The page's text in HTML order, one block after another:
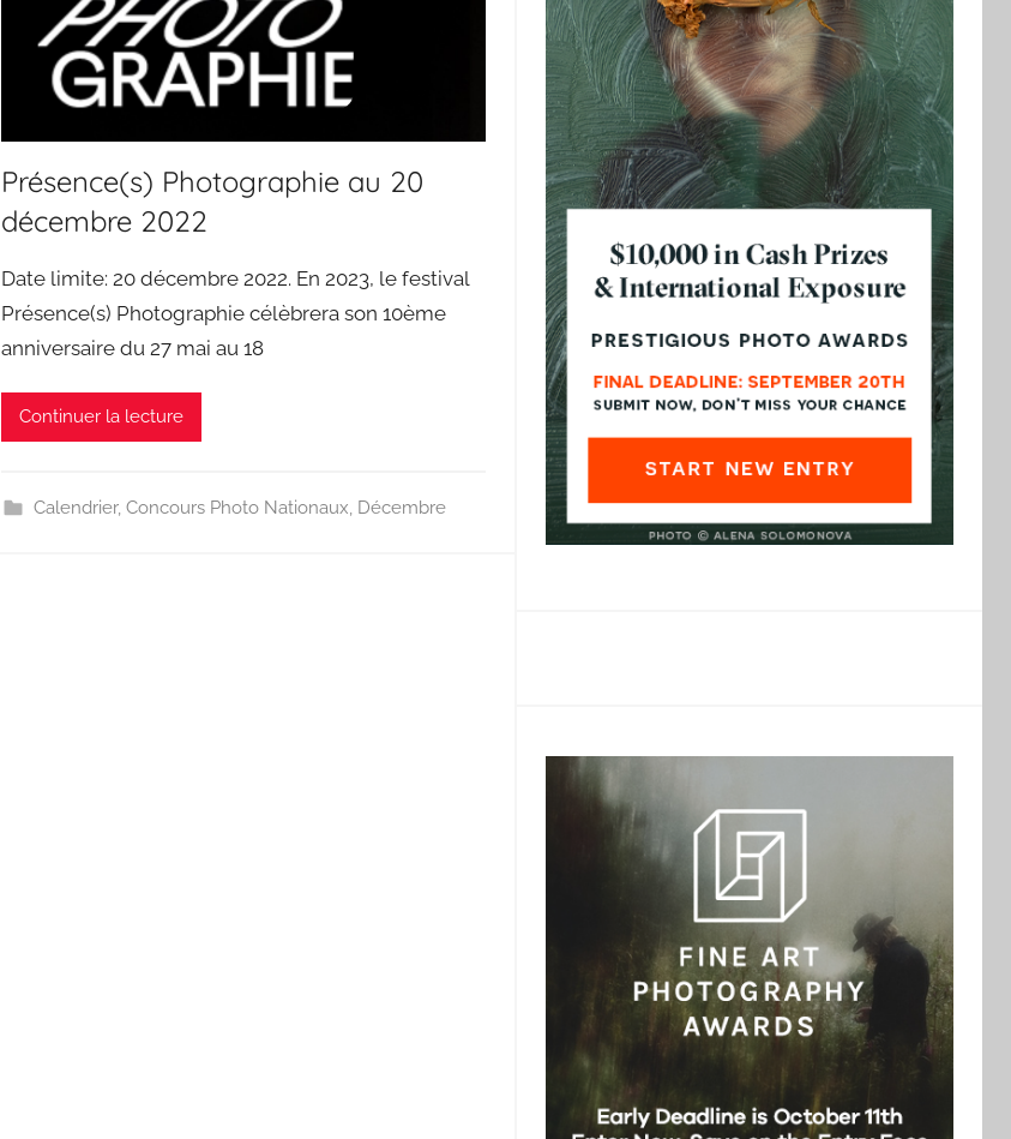
Présence(s) Photographie au 20
décembre 2022
Date limite: 20 décembre 2022. En 2023, le festival
Présence(s) Photographie célèbrera son 10ème
anniversaire du 27 mai au 18
Continuer la lecture
Calendrier,Concours Photo Nationaux, Décembre